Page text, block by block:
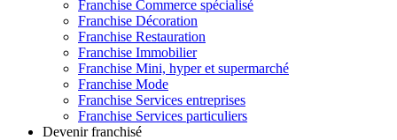
Franchise Commerce spécialisé
Franchise Décoration
Franchise Restauration
Franchise Immobilier
Franchise Mini, hyper et supermarché
Franchise Mode
Franchise Services entreprises
Franchise Services particuliers
Devenir franchisé